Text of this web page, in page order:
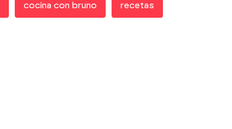
cocina con bruno recetas